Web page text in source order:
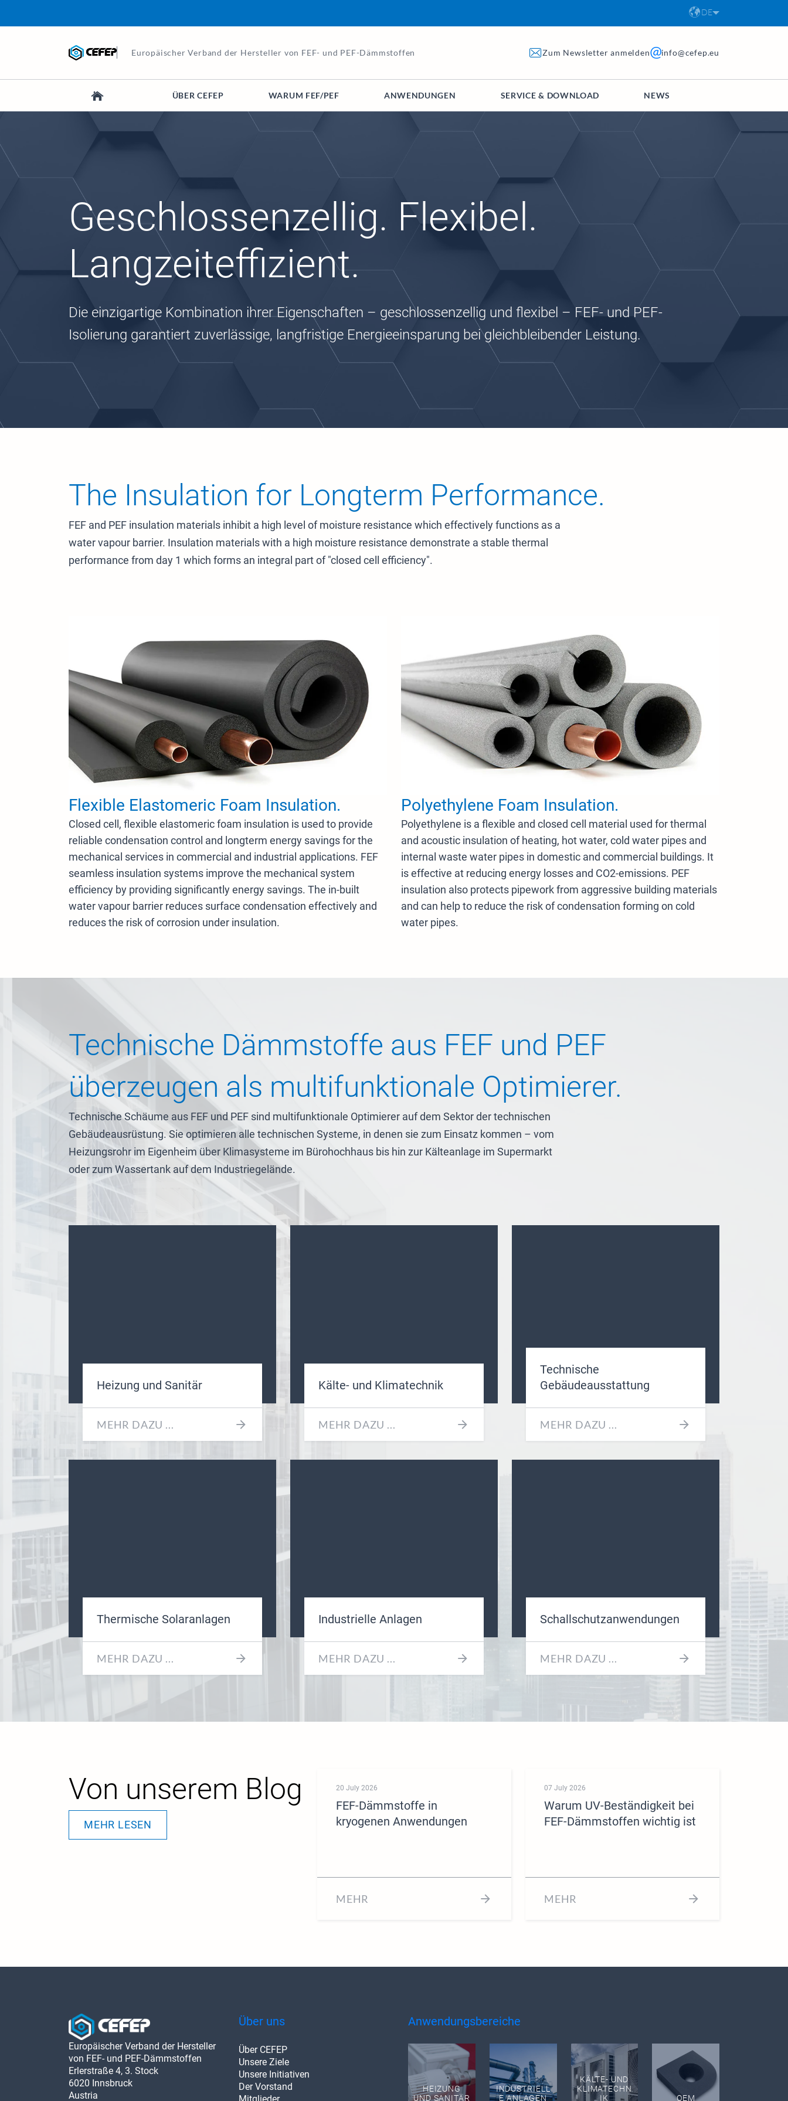
DE
Europäischer Verband der Hersteller von FEF- und PEF-Dämmstoffen Zum Newsletter anmelden info@cefep.eu
ÜBER CEFEP WARUM FEF/PEF ANWENDUNGEN SERVICE & DOWNLOAD NEWS
Geschlossenzellig. Flexibel.
Langzeiteffizient.
Die einzigartige Kombination ihrer Eigenschaften – geschlossenzellig und flexibel – FEF- und PEF-
Isolierung garantiert zuverlässige, langfristige Energieeinsparung bei gleichbleibender Leistung.
The Insulation for Longterm Performance.
FEF and PEF insulation materials inhibit a high level of moisture resistance which effectively functions as a
water vapour barrier. Insulation materials with a high moisture resistance demonstrate a stable thermal
performance from day 1 which forms an integral part of "closed cell efficiency".
Flexible Elastomeric Foam Insulation.
Closed cell, flexible elastomeric foam insulation is used to provide
reliable condensation control and longterm energy savings for the
mechanical services in commercial and industrial applications. FEF
seamless insulation systems improve the mechanical system
efficiency by providing significantly energy savings. The in-built
water vapour barrier reduces surface condensation effectively and
reduces the risk of corrosion under insulation.
Polyethylene Foam Insulation.
Polyethylene is a flexible and closed cell material used for thermal
and acoustic insulation of heating, hot water, cold water pipes and
internal waste water pipes in domestic and commercial buildings. It
is effective at reducing energy losses and CO2-emissions. PEF
insulation also protects pipework from aggressive building materials
and can help to reduce the risk of condensation forming on cold
water pipes.
Technische Dämmstoffe aus FEF und PEF
überzeugen als multifunktionale Optimierer.
Technische Schäume aus FEF und PEF sind multifunktionale Optimierer auf dem Sektor der technischen
Gebäudeausrüstung. Sie optimieren alle technischen Systeme, in denen sie zum Einsatz kommen – vom
Heizungsrohr im Eigenheim über Klimasysteme im Bürohochhaus bis hin zur Kälteanlage im Supermarkt
oder zum Wassertank auf dem Industriegelände.
Heizung und Sanitär
MEHR DAZU ...
Kälte- und Klimatechnik
MEHR DAZU ...
Technische
Gebäudeausstattung
MEHR DAZU ...
Thermische Solaranlagen
MEHR DAZU ...
Industrielle Anlagen
MEHR DAZU ...
Schallschutzanwendungen
MEHR DAZU ...
Von unserem Blog
MEHR LESEN
20 July 2026
FEF-Dämmstoffe in
kryogenen Anwendungen
MEHR
07 July 2026
Warum UV-Beständigkeit bei
FEF-Dämmstoffen wichtig ist
MEHR
Europäischer Verband der Hersteller
von FEF- und PEF-Dämmstoffen
Erlerstraße 4, 3. Stock
6020 Innsbruck
Austria
Über uns
Über CEFEP
Unsere Ziele
Unsere Initiativen
Der Vorstand
Anwendungsbereiche
HEIZUNG
UND SANITÄR
INDUSTRIELL
E ANLAGEN
KÄLTE- UND
KLIMATECHN
IK
OEM